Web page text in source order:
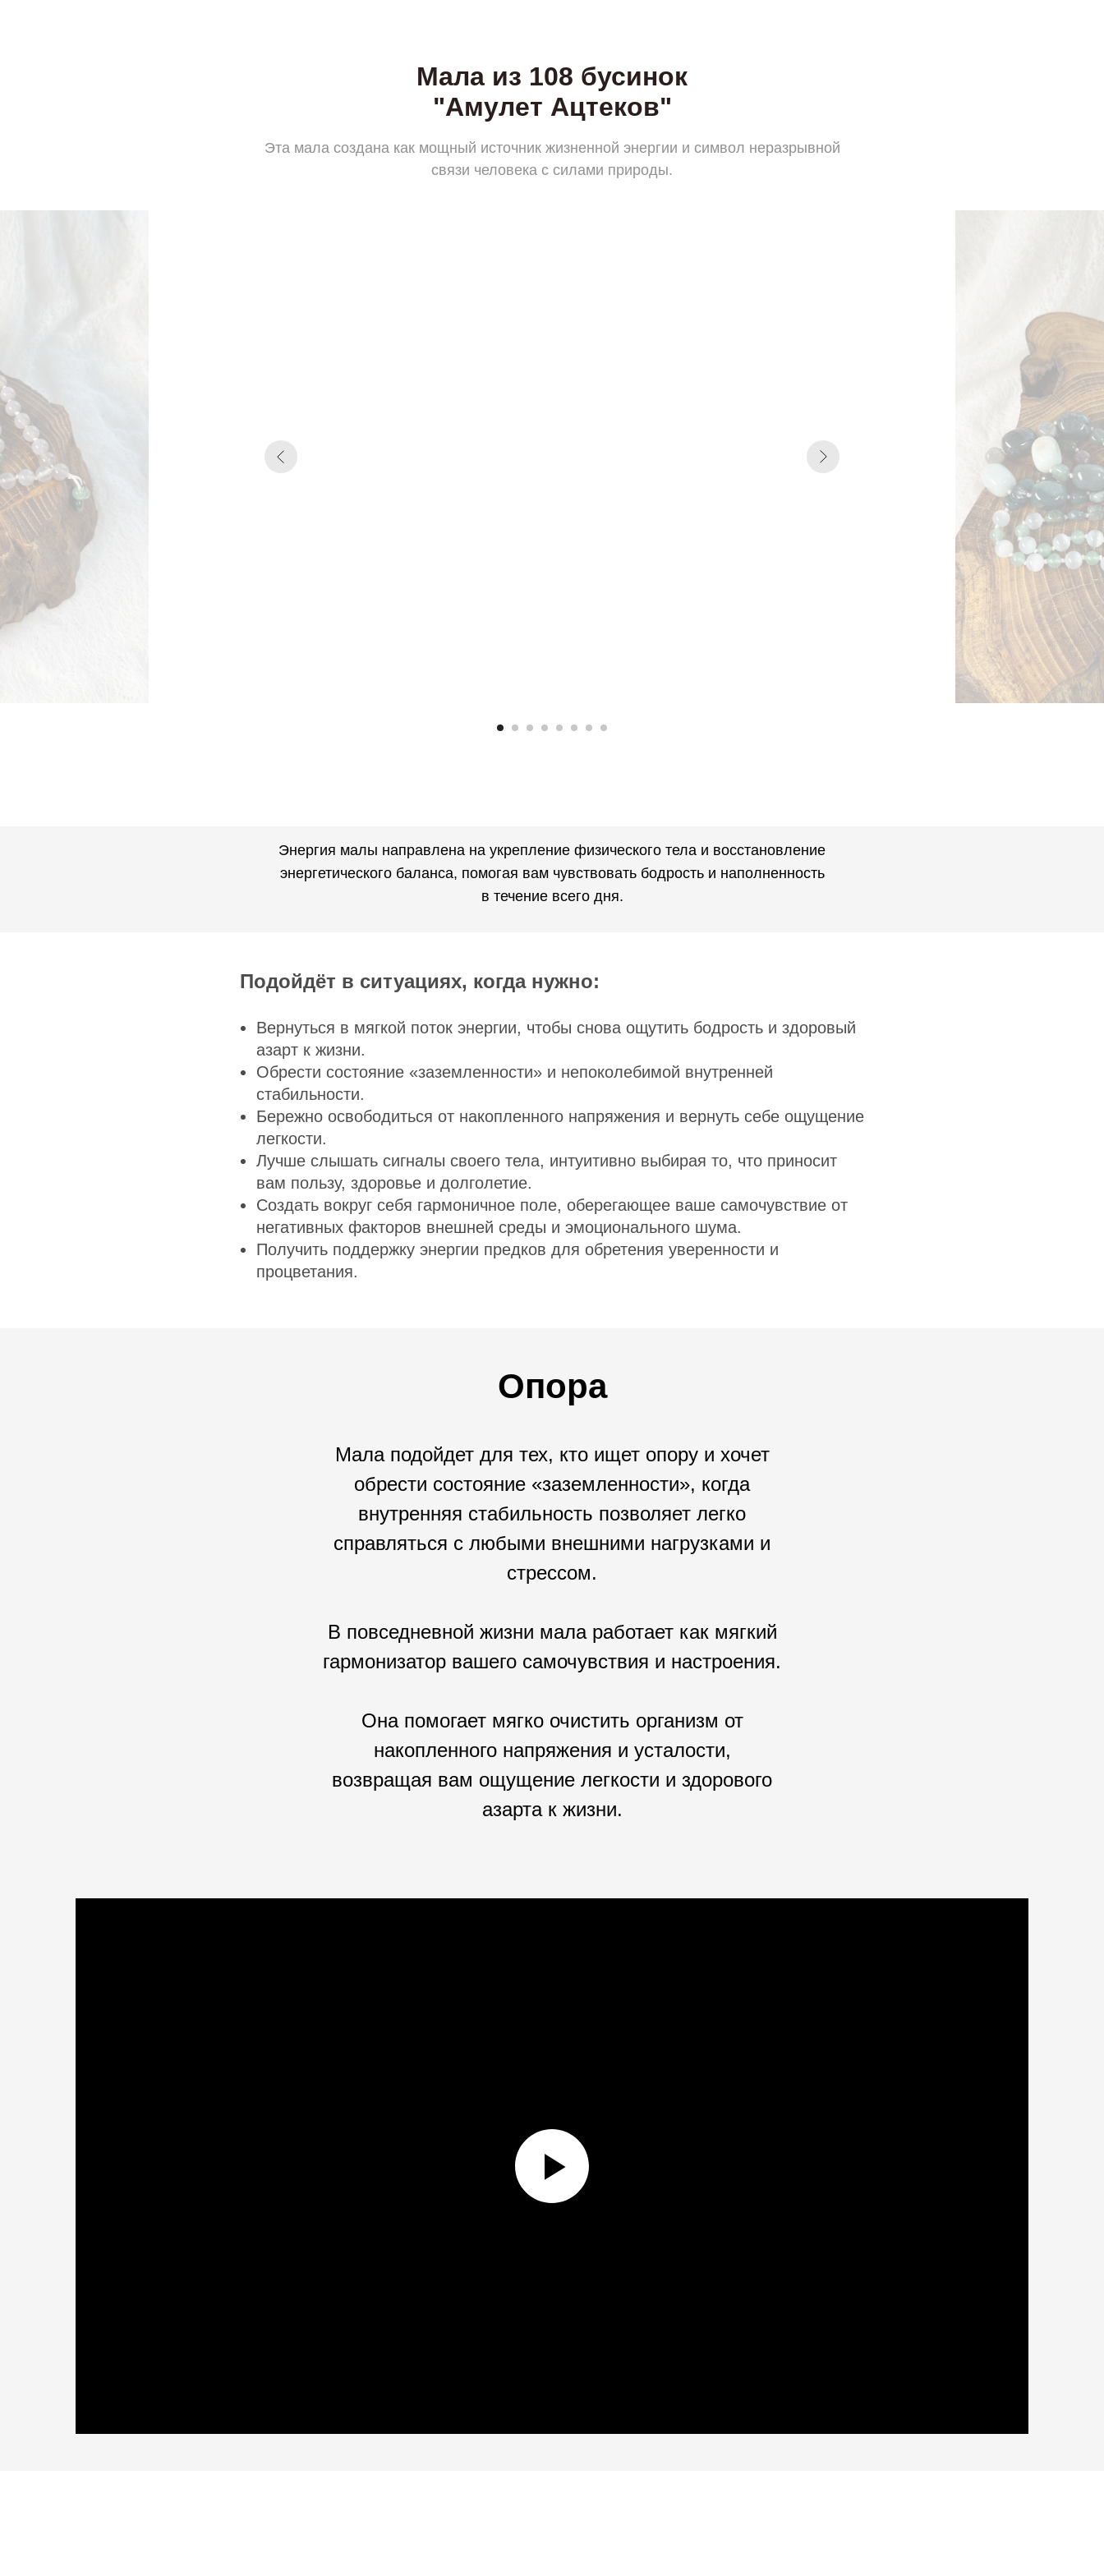
Мала из 108 бусинок
"Амулет Ацтеков"
Эта мала создана как мощный источник жизненной энергии и символ неразрывной
связи человека с силами природы.
Энергия малы направлена на укрепление физического тела и восстановление
энергетического баланса, помогая вам чувствовать бодрость и наполненность
в течение всего дня.
Подойдёт в ситуациях, когда нужно:
Вернуться в мягкой поток энергии, чтобы снова ощутить бодрость и здоровый
азарт к жизни.
Обрести состояние «заземленности» и непоколебимой внутренней
стабильности.
Бережно освободиться от накопленного напряжения и вернуть себе ощущение
легкости.
Лучше слышать сигналы своего тела, интуитивно выбирая то, что приносит
вам пользу, здоровье и долголетие.
Создать вокруг себя гармоничное поле, оберегающее ваше самочувствие от
негативных факторов внешней среды и эмоционального шума.
Получить поддержку энергии предков для обретения уверенности и
процветания.
Опора
Мала подойдет для тех, кто ищет опору и хочет
обрести состояние «заземленности», когда
внутренняя стабильность позволяет легко
справляться с любыми внешними нагрузками и
стрессом.
В повседневной жизни мала работает как мягкий
гармонизатор вашего самочувствия и настроения.
Она помогает мягко очистить организм от
накопленного напряжения и усталости,
возвращая вам ощущение легкости и здорового
азарта к жизни.